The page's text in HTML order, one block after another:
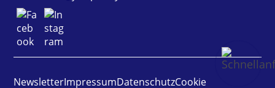
NewsletterImpressumDatenschutzCookie